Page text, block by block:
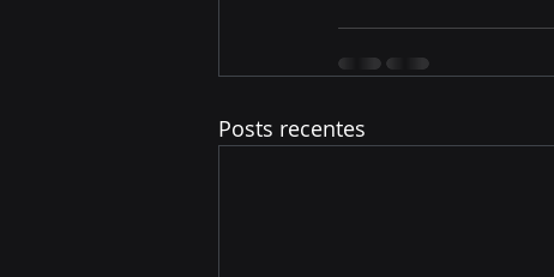
Posts recentes